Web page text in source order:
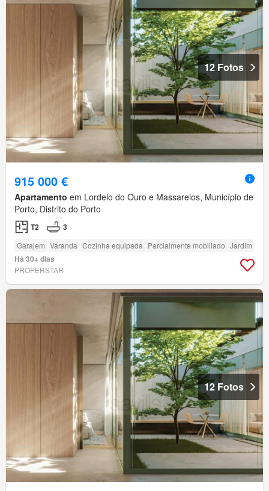
12 Fotos
915 000 €
Apartamento em Lordelo do Ouro e Massarelos, Município de
Porto, Distrito do Porto
T2 3
Garajem Varanda Cozinha equipada Parcialmente mobiliado Jardim
Há 30+ dias
PROPERSTAR
12 Fotos